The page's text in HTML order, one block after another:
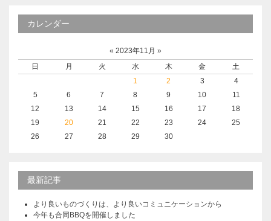
カレンダー
« 2023年11月 »
日
月 火 水 木 金
土
1
2 3
4
5
6 7 8 9 10
11
12
13 14 15 16 17
18
19
20 21 22 23 24
25
26
27 28 29 30
最新記事
より良いものづくりは、より良いコミュニケーションから
今年も合同BBQを開催しました